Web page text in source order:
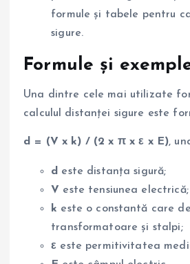
formule și tabele pentru
sigure.
Formule și
Una dintre cele mai utilizate
calculul distanței sigure este
d = (V x k) / (2 x π x ε x E),
d este distanța sigură;
V este tensiunea electrică;
k este o constantă care
transformatoare și stalpi;
ε este permitivitatea